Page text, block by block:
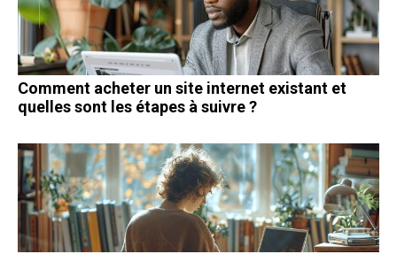
Comment acheter un site internet existant et
quelles sont les étapes à suivre ?